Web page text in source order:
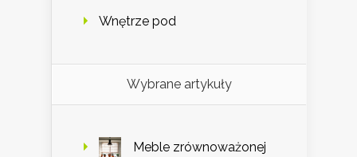
Wnętrze pod
Wybrane artykuły
Meble zrównoważonej